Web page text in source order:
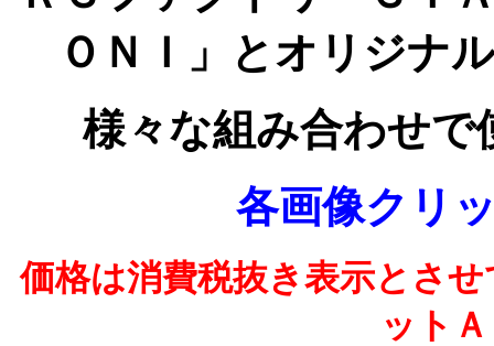
ＯＮＩ」とオリジナ
様々な組み合わせで
各画像クリ
価格は消費税抜き表示とさ
ット